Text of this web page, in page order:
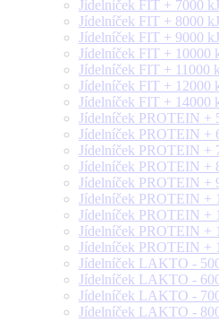
Jídelníček FIT + 7000
Jídelníček FIT + 8000
Jídelníček FIT + 9000
Jídelníček FIT + 10000
Jídelníček FIT + 11000
Jídelníček FIT + 12000
Jídelníček FIT + 14000
Jídelníček PROTEIN +
Jídelníček PROTEIN +
Jídelníček PROTEIN +
Jídelníček PROTEIN +
Jídelníček PROTEIN +
Jídelníček PROTEIN +
Jídelníček PROTEIN +
Jídelníček PROTEIN +
Jídelníček PROTEIN +
Jídelníček LAKTO -
Jídelníček LAKTO -
Jídelníček LAKTO -
Jídelníček LAKTO -